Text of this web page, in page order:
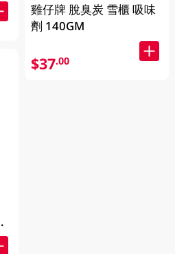
雞仔牌 脫臭炭 雪櫃 吸味
劑 140GM
$37.00